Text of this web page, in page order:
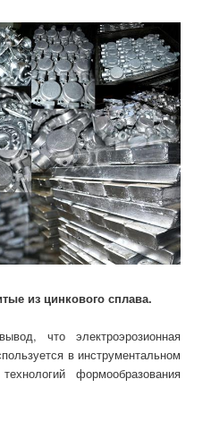
из цинкового сплава.
что электроэрозионная
в инструментальном
формообразования